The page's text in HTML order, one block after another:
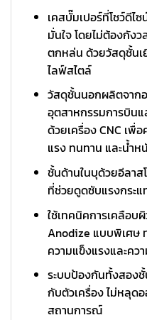
เคสบั๊มเปอร์ที่โชว์ดีไ
มั่นใจ โดยไม่ต้องกัง
ตกหล่น ด้วยวัสดุชั้นเ
ไลฟ์สไตล์
วัสดุชั้นนอกผลิตจาก
อุตสาหกรรมการบินแ
ด้วยเครื่อง CNC เพื่
แรง ทนทาน และน้ำห
ชั้นด้านในบุด้วยอีลา
ที่ช่วยดูดซับแรงกระแ
ใช้เทคนิคการเคลือบ
Anodize แบบพิเศษ
ความแข็งแรงและค
ระบบป้องกันทั้งสอง
กับตัวเครื่อง ไม่หลุด
สถานการณ์